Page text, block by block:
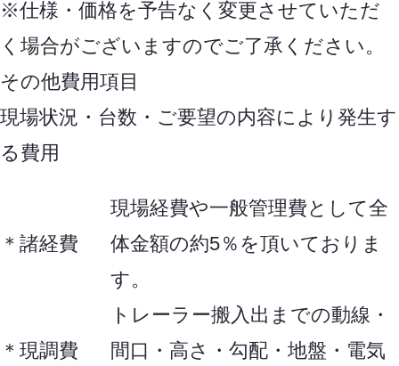
※仕様・価格を予告なく変更させていただ
く場合がございますのでご了承ください。
その他費用項目
現場状況・台数・ご要望の内容により発生す
る費用
＊ 諸経費
現場経費や一般管理費として全
体金額の約5％を頂いておりま
す。
＊ 現調費
トレーラー搬入出までの動線・
間口・高さ・勾配・地盤・電気